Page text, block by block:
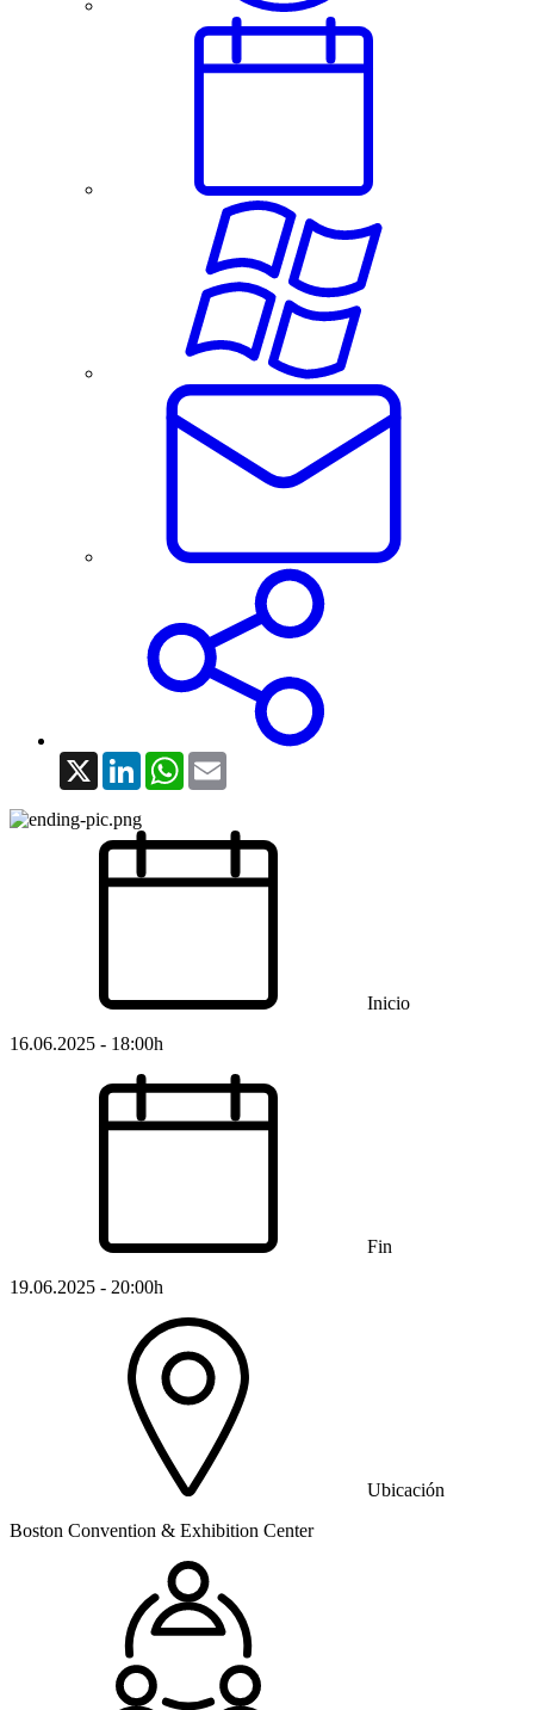
X LinkedInWhatsApp
Inicio
16.06.2025 - 18:00h
Fin
19.06.2025 - 20:00h
Ubicación
Boston Convention & Exhibition Center